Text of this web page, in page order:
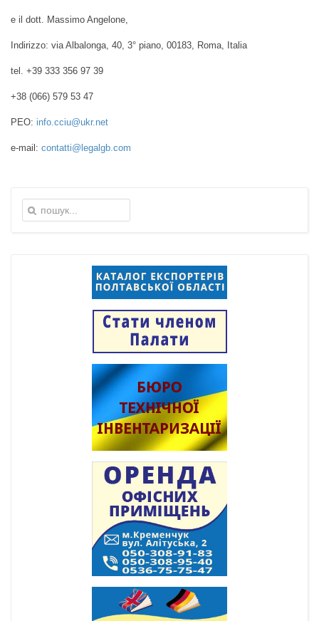
e il dott. Massimo Angelone,
Indirizzo: via Albalonga, 40, 3° piano, 00183, Roma, Italia
tel. +39 333 356 97 39
+38 (066) 579 53 47
PEO: info.cciu@ukr.net
e-mail: contatti@legalgb.com